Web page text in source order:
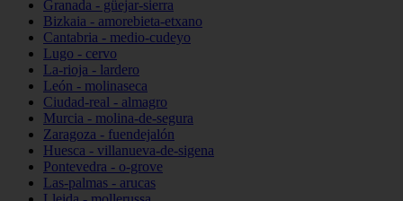
Granada - güejar-sierra
Bizkaia - amorebieta-etxano
Cantabria - medio-cudeyo
Lugo - cervo
La-rioja - lardero
León - molinaseca
Ciudad-real - almagro
Murcia - molina-de-segura
Zaragoza - fuendejalón
Huesca - villanueva-de-sigena
Pontevedra - o-grove
Las-palmas - arucas